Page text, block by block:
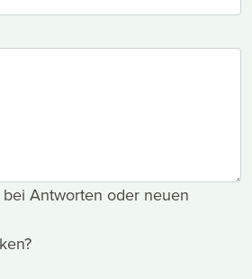
Antworten oder neuen